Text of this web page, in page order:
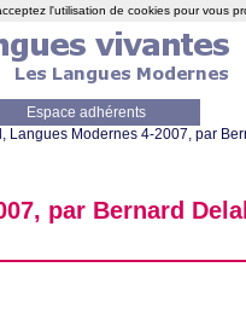
Espace adhérents
Langues Modernes 4-2007, par
par Bernard
l'utilisation de cookies pour vous